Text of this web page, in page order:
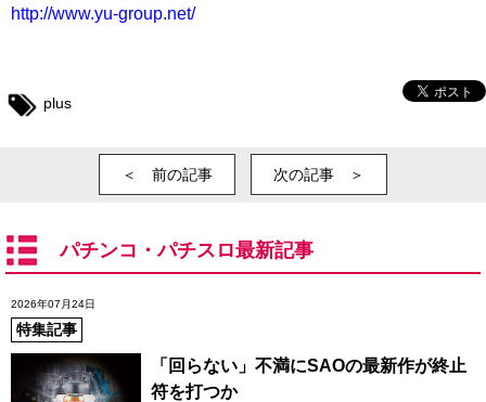
http://www.yu-group.net/
plus
＜ 前の記事 次の記事 ＞
パチンコ・パチスロ最新記事
2026年07月24日
特集記事
「回らない」不満にSAOの最新作が終止
符を打つか